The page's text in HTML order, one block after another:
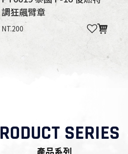
調狂飆臂章
NT.200
RODUCT SERIES
產品系列